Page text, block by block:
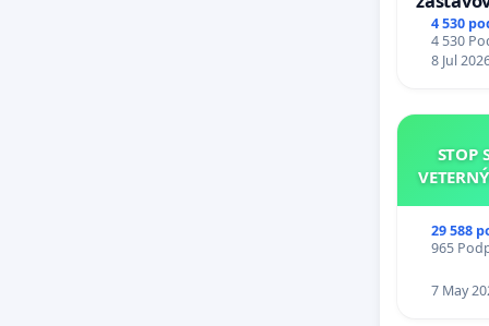
Expres
stanici
4 530
4 530
8 Jul
STOP
29 588
965
7 May